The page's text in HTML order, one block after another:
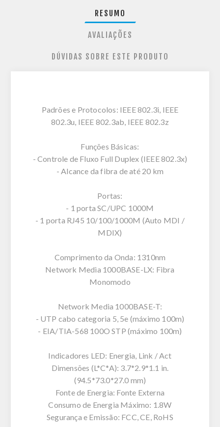
RESUMO
AVALIAÇÕES
DÚVIDAS SOBRE ESTE PRODUTO
Padrões e Protocolos: IEEE 802.3i, IEEE
802.3u, IEEE 802.3ab, IEEE 802.3z
Funções Básicas:
- Controle de Fluxo Full Duplex (IEEE 802.3x)
- Alcance da fibra de até 20 km
Portas:
- 1 porta SC/UPC 1000M
- 1 porta RJ45 10/100/1000M (Auto MDI /
MDIX)
Comprimento da Onda: 1310nm
Network Media 1000BASE-LX: Fibra
Monomodo
Network Media 1000BASE-T:
- UTP cabo categoria 5, 5e (máximo 100m)
- EIA/TIA-568 100O STP (máximo 100m)
Indicadores LED: Energia, Link / Act
Dimensões (L*C*A): 3.7*2.9*1.1 in.
(94.5*73.0*27.0 mm)
Fonte de Energia: Fonte Externa
Consumo de Energia Máximo: 1.8W
Segurança e Emissão: FCC, CE, RoHS